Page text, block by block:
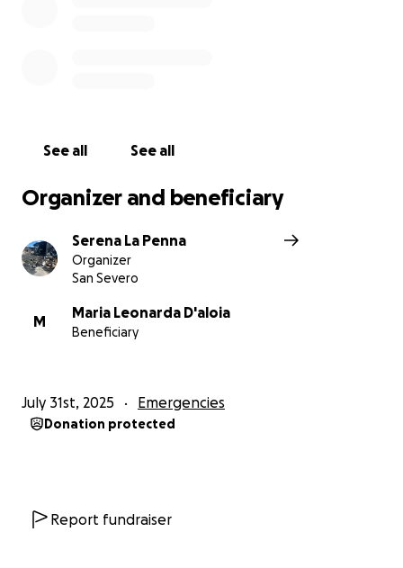
See all See all
Organizer and beneficiary
Serena La Penna
Organizer
San Severo
M
Maria Leonarda D'aloia
Beneficiary
July 31st, 2025 Emergencies
Donation protected
Report fundraiser